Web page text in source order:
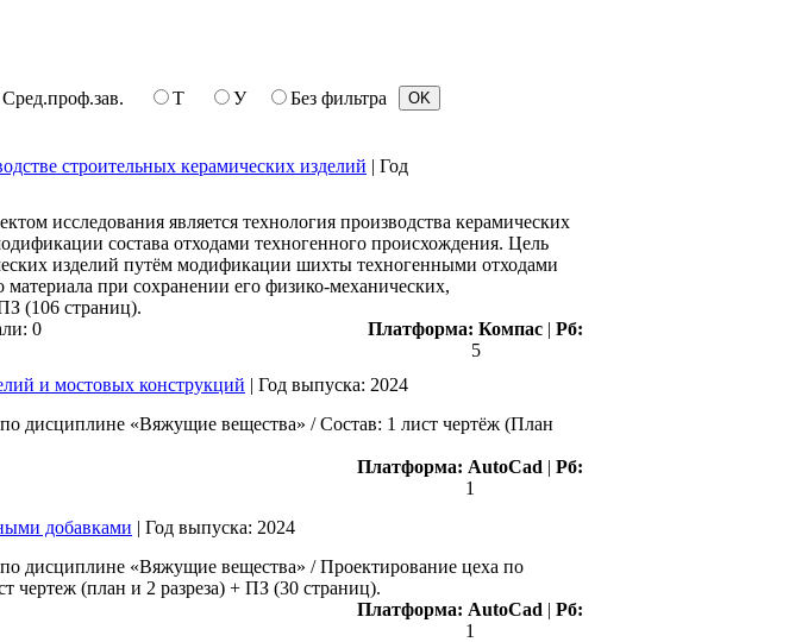
Сред.проф.зав. Т У
Без фильтра
строительных керамических изделий | Год
исследования является технология производства керамических
состава отходами техногенного происхождения. Цель
изделий путём модификации шихты техногенными отходами
при сохранении его физико-механических,
(106 страниц).
0 Платформа: Компас | Рб:
5
и мостовых конструкций | Год выпуска: 2024
дисциплине «Вяжущие вещества» / Состав: 1 лист чертёж (План
Платформа: AutoCad | Рб:
1
добавками | Год выпуска: 2024
дисциплине «Вяжущие вещества» / Проектирование цеха по
чертеж (план и 2 разреза) + ПЗ (30 страниц).
Платформа: AutoCad | Рб:
1